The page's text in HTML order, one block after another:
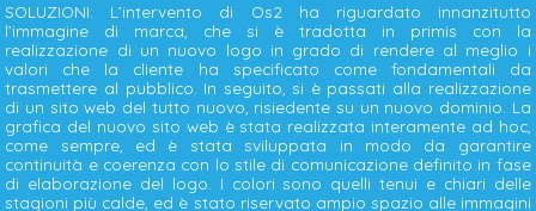
SOLUZIONI: L’intervento di Os2 ha riguardato innanzitutto
l’immagine di marca, che si è tradotta in primis con la
realizzazione di un nuovo logo in grado di rendere al meglio i
valori che la cliente ha specificato come fondamentali da
trasmettere al pubblico. In seguito, si è passati alla realizzazione
di un sito web del tutto nuovo, risiedente su un nuovo dominio. La
grafica del nuovo sito web è stata realizzata interamente ad hoc,
come sempre, ed è stata sviluppata in modo da garantire
continuità e coerenza con lo stile di comunicazione definito in fase
di elaborazione del logo. I colori sono quelli tenui e chiari delle
stagioni più calde, ed è stato riservato ampio spazio alle immagini